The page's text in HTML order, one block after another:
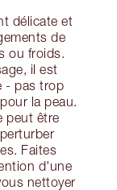
délicate et
de
ou froids.
il est
- pas trop
la peau.
peut être
Faites
d'une
nettoyer